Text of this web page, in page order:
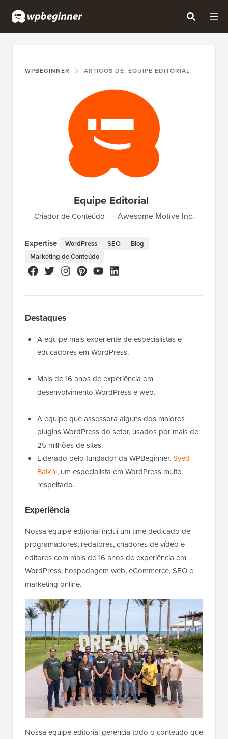
WPBEGINNER ARTIGOS DE: EQUIPE EDITORIAL
Equipe Editorial
Criador de Conteúdo Awesome Motive Inc.
Expertise WordPress SEO
Blog
Marketing de Conteúdo
Destaques
A equipe mais experiente de especialistas e
educadores em WordPress.
Mais de 16 anos de experiência em
desenvolvimento WordPress e web.
A equipe que assessora alguns dos maiores
plugins WordPress do setor, usados por mais de
25 milhões de sites.
Liderado pelo fundador da WPBeginner,Syed
Balkhi, um especialista em WordPress muito
respeitado.
Experiência
Nossa equipe editorial inclui um time dedicado de
programadores, redatores, criadores de vídeo e
editores com mais de 16 anos de experiência em
WordPress, hospedagem web, eCommerce, SEO e
marketing online.
Nossa equipe editorial gerencia todo o conteúdo que